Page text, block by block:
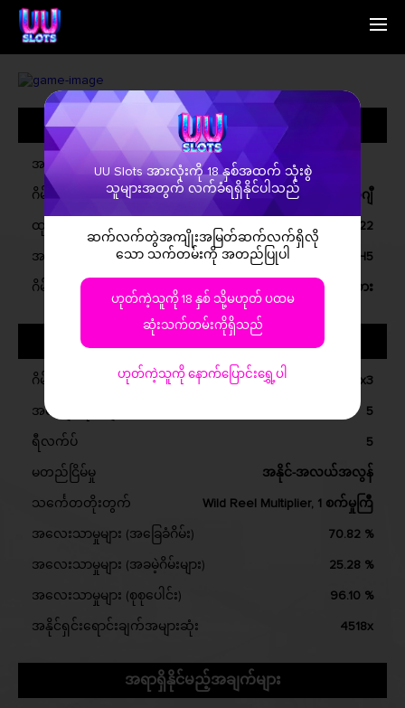
ကျွန်တော်ရှိသူမျာ
ဂိမ်းမျာ
သတင်းစာ
မြန်မာမိတ်ဆွေ
Traditional Chinese
Bangladesh
Phillipines
Hindi
Indonesia
Korean
Laos
Malay
Burmese
Nepali
Vietnam
အထွေထွေအမျိုးအစားမျာ
အမည်
ဂိမ်းအမျိုးအစား ဗီဒီယို အိုလ်ဂျီ
ထုတ်ရန် ဒီဇိုဂရမ်, 2022
အဆက်တင်သွားပြီ ဝင်ဒို, iOS, အနိုင်ရိုက်, H5
ဂိမ်းရှင်းမှုရှိမှု အခမဲ့ကား
ဂိမ်းအကြောင်
ဂိမ်းအမျိုးအစား 5x3
အလျော်လိုင်းများ 5
ရီလက်ပ် 5
မတည်ငြိမ်မှု အနိုင်-အလယ်အလွန်
သင်္ကေတတိုးတွက် Wild Reel Multiplier, 1 စက်မှုကြီ
အလေးသာမှုများ (အခြေခံဂိမ်း) 70.82 %
အလေးသာမှုများ (အခမဲ့ဂိမ်းများ) 25.28 %
အလေးသာမှုများ (စုစုပေါင်း) 96.10 %
အနိုင်ရှင်းရောင်းချက်အများဆုံး 4518x
အရာရှိနိုင်မည့်အချက်များ
UU Slots အားလုံးကို 18 နှစ်အထက် သုံးစွဲ
သူများအတွက် လက်ခံရရှိနိုင်ပါသည်
ဆက်လက်တွဲအကျိုးအမြတ်ဆက်လက်ရှိလို
သော သက်တမ်းကို အတည်ပြုပါ
ဟုတ်ကဲ့သူကို 18 နှစ် သို့မဟုတ် ပထမ
ဆုံးသက်တမ်းကိုရှိသည်
ဟုတ်ကဲ့သူကို နောက်ပြောင်းရွှေ့ပါ